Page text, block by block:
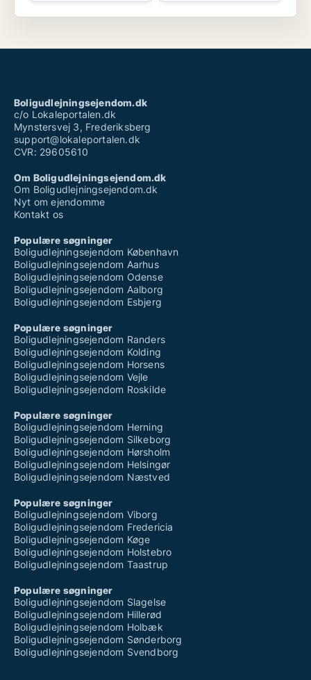
Boligudlejningsejendom.dk
c/o Lokaleportalen.dk
Mynstersvej 3, Frederiksberg
support@lokaleportalen.dk
CVR: 29605610
Om Boligudlejningsejendom.dk
Om Boligudlejningsejendom.dk
Nyt om ejendomme
Kontakt os
Populære søgninger
Boligudlejningsejendom København
Boligudlejningsejendom Aarhus
Boligudlejningsejendom Odense
Boligudlejningsejendom Aalborg
Boligudlejningsejendom Esbjerg
Populære søgninger
Boligudlejningsejendom Randers
Boligudlejningsejendom Kolding
Boligudlejningsejendom Horsens
Boligudlejningsejendom Vejle
Boligudlejningsejendom Roskilde
Populære søgninger
Boligudlejningsejendom Herning
Boligudlejningsejendom Silkeborg
Boligudlejningsejendom Hørsholm
Boligudlejningsejendom Helsingør
Boligudlejningsejendom Næstved
Populære søgninger
Boligudlejningsejendom Viborg
Boligudlejningsejendom Fredericia
Boligudlejningsejendom Køge
Boligudlejningsejendom Holstebro
Boligudlejningsejendom Taastrup
Populære søgninger
Boligudlejningsejendom Slagelse
Boligudlejningsejendom Hillerød
Boligudlejningsejendom Holbæk
Boligudlejningsejendom Sønderborg
Boligudlejningsejendom Svendborg